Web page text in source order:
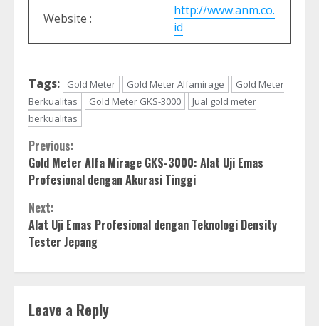
Website :
http://www.anm.co.
id
Tags: Gold Meter Gold Meter Alfamirage
Gold Meter
Berkualitas
Gold Meter GKS-3000
Jual gold meter
berkualitas
Continue
Reading
Previous:
Gold Meter Alfa Mirage GKS-3000: Alat Uji Emas
Profesional dengan Akurasi Tinggi
Next:
Alat Uji Emas Profesional dengan Teknologi Density
Tester Jepang
Leave a Reply